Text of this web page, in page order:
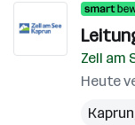
Zell am
Heute
Kaprun